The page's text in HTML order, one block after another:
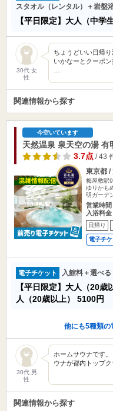
スタオル（レンタル）＋岩盤
【平日限定】大人（中学
30代 女
性
ちょうどいい日帰
いかなーとクーポ
関連情報から探す
今空いています
天然温泉 泉天空の湯 有
3.7点/ 43
東京都 /
梅屋敷駅
ゆりかも
明ガーデ
営業時
入浴料
日帰り
電子チ
電子チケット 入館料＋選べ
【平日限定】大人（20歳
人（20歳以上） 5100円
他にも5種類の
30代 男
性
ホームサウナです
ウナが都内トップ
関連情報から探す